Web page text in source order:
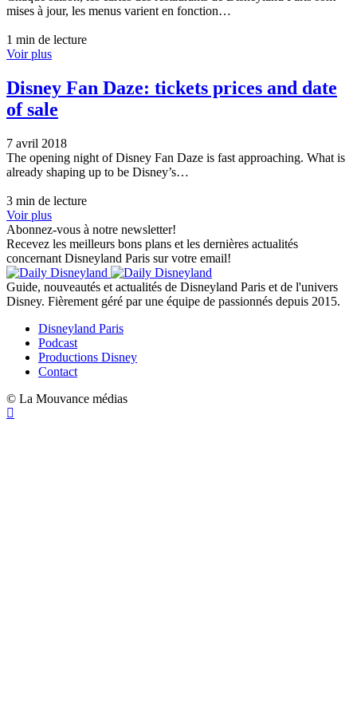
mises à jour, les menus varient en fonction…
1 min de lecture
Voir plus
Disney Fan Daze: tickets prices and date
of sale
7 avril 2018
The opening night of Disney Fan Daze is fast approaching. What is
already shaping up to be Disney’s…
3 min de lecture
Voir plus
Abonnez-vous à notre newsletter!
Recevez les meilleurs bons plans et les dernières actualités
concernant Disneyland Paris sur votre email!
Guide, nouveautés et actualités de Disneyland Paris et de l'univers
Disney. Fièrement géré par une équipe de passionnés depuis 2015.
Disneyland Paris
Podcast
Productions Disney
Contact
© La Mouvance médias